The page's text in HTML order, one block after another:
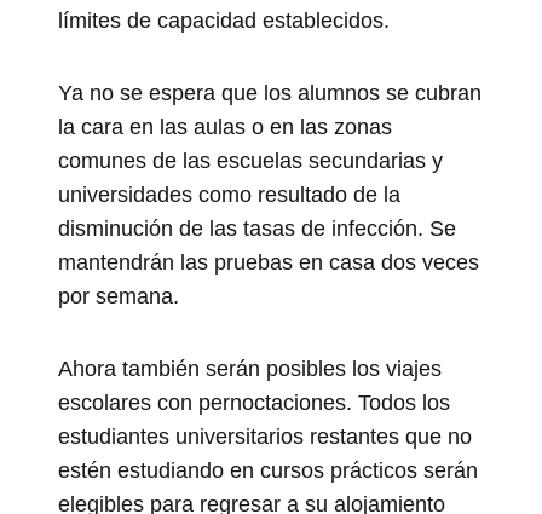
límites de capacidad establecidos.
Ya no se espera que los alumnos se cubran
la cara en las aulas o en las zonas
comunes de las escuelas secundarias y
universidades como resultado de la
disminución de las tasas de infección. Se
mantendrán las pruebas en casa dos veces
por semana.
Ahora también serán posibles los viajes
escolares con pernoctaciones. Todos los
estudiantes universitarios restantes que no
estén estudiando en cursos prácticos serán
elegibles para regresar a su alojamiento